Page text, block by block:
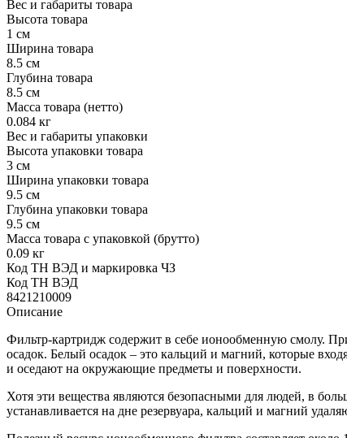
Вес и габариты товара
Высота товара
1 см
Ширина товара
8.5 см
Глубина товара
8.5 см
Масса товара (нетто)
0.084 кг
Вес и габариты упаковки
Высота упаковки товара
3 см
Ширина упаковки товара
9.5 см
Глубина упаковки товара
9.5 см
Масса товара с упаковкой (брутто)
0.09 кг
Код ТН ВЭД и маркировка ЧЗ
Код ТН ВЭД
8421210009
Описание
Фильтр-картридж содержит в себе ионообменную смолу.
осадок. Белый осадок – это кальций и магний, которые
и оседают на окружающие предметы и поверхности.
Хотя эти вещества являются безопасными для людей, в
устанавливается на дне резервуара, кальций и магний